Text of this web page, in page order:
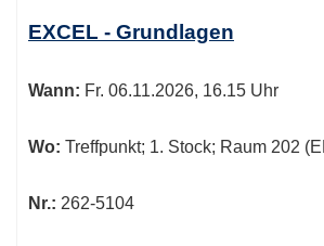
EXCEL - Grundlagen
Wann: Fr. 06.11.2026, 16.15 Uhr
Wo: Treffpunkt; 1. Stock; Raum 202
Nr.: 262-5104